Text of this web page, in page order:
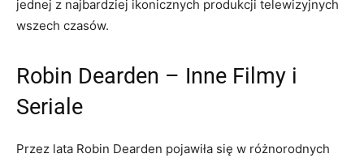
jednej z najbardziej ikonicznych produkcji telewizyjnych
wszech czasów.
Robin Dearden – Inne Filmy i
Seriale
Przez lata Robin Dearden pojawiła się w różnorodnych